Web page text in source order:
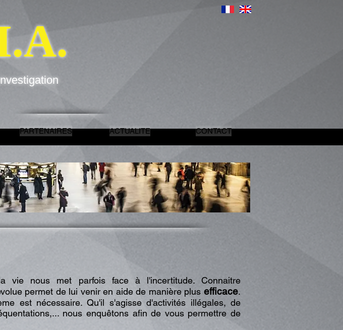
PARTENAIRES ACTUALITE CONTACT
vie nous met parfois face à l'incertitude. Connaitre
permet de lui venir en aide de manière plus efficace.
est nécessaire. Qu'il s'agisse d'activités illégales, de
nous enquêtons afin de vous permettre de